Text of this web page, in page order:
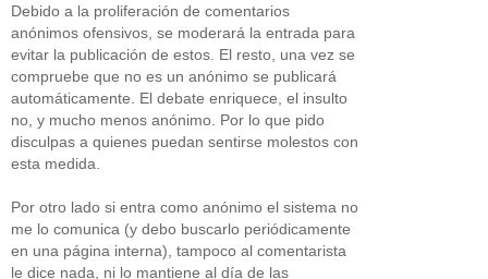
Debido a la proliferación de comentarios
anónimos ofensivos, se moderará la entrada para
evitar la publicación de estos. El resto, una vez se
compruebe que no es un anónimo se publicará
automáticamente. El debate enriquece, el insulto
no, y mucho menos anónimo. Por lo que pido
disculpas a quienes puedan sentirse molestos con
esta medida.
Por otro lado si entra como anónimo el sistema no
me lo comunica (y debo buscarlo periódicamente
en una página interna), tampoco al comentarista
le dice nada, ni lo mantiene al día de las